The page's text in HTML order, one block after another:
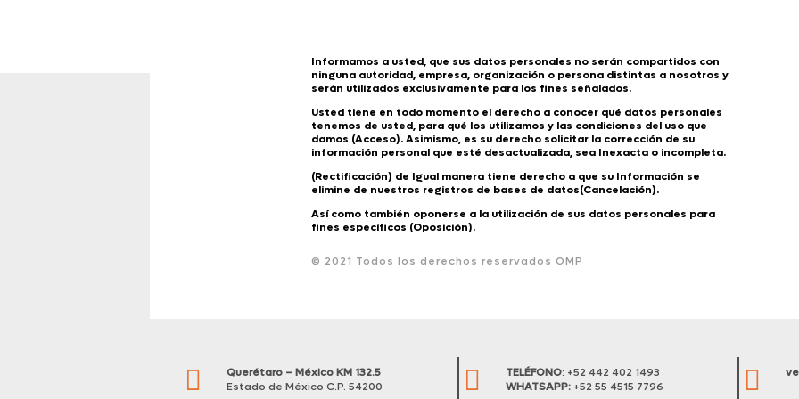
Informamos a usted, que sus datos personales no serán compartidos con
ninguna autoridad, empresa, organización o persona distintas a nosotros y
serán utilizados exclusivamente para los fines señalados.
Usted tiene en todo momento el derecho a conocer qué datos personales
tenemos de usted, para qué los utilizamos y las condiciones del uso que
damos (Acceso). Asimismo, es su derecho solicitar la corrección de su
información personal que esté desactualizada, sea Inexacta o incompleta.
(Rectificación) de Igual manera tiene derecho a que su Información se
elimine de nuestros registros de bases de datos(Cancelación).
Así como también oponerse a la utilización de sus datos personales para
fines específicos (Oposición).
© 2021 Todos los derechos reservados OMP

Querétaro – México KM 132.5
Estado de México C.P. 54200
 TELÉFONO: +52 442 402 1493
WHATSAPP: +52 55 4515 7796 